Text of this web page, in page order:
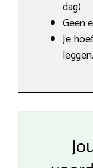
dag).
Geen
Je
leggen.